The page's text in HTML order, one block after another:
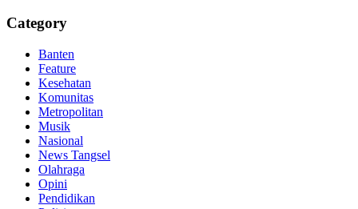
Category
Banten
Feature
Kesehatan
Komunitas
Metropolitan
Musik
Nasional
News Tangsel
Olahraga
Opini
Pendidikan